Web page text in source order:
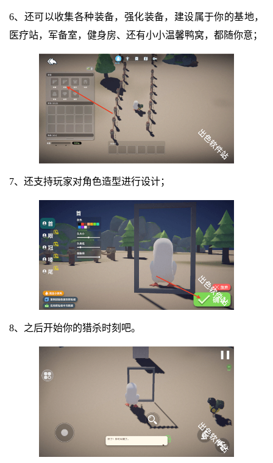
6、还可以收集各种装备，强化装备，建设属于你的基地，
医疗站，军备室，健身房、还有小小温馨鸭窝，都随你意；
7、还支持玩家对角色造型进行设计；
8、之后开始你的猎杀时刻吧。